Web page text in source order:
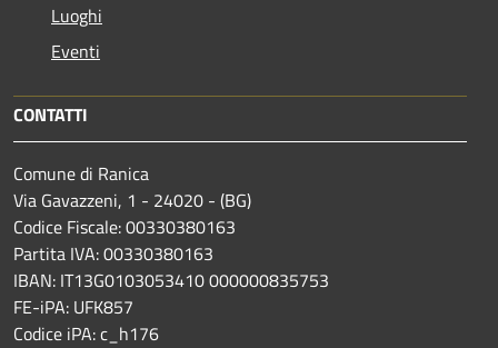
Luoghi
Eventi
CONTATTI
Comune di Ranica
Via Gavazzeni, 1 - 24020 - (BG)
Codice Fiscale: 00330380163
Partita IVA: 00330380163
IBAN: IT13G0103053410 000000835753
FE-iPA: UFK857
Codice iPA: c_h176